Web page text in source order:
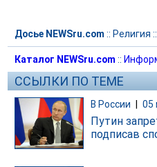
Досье NEWSru.com :: Религия ::
Каталог NEWSru.com ::
ССЫЛКИ ПО ТЕМЕ
В России 05
Путин
подписав